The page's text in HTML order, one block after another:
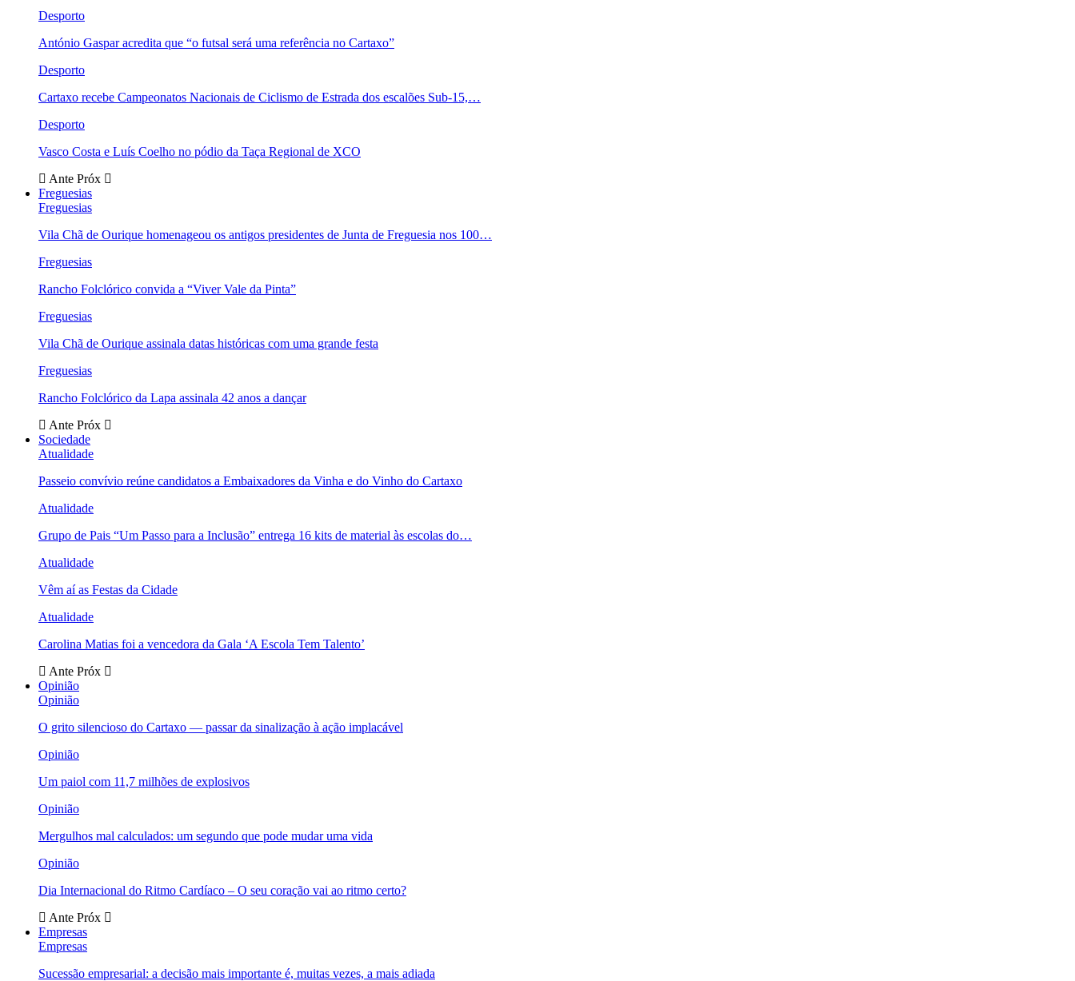
Desporto
António Gaspar acredita que “o futsal será uma referência no Cartaxo”
Desporto
Cartaxo recebe Campeonatos Nacionais de Ciclismo de Estrada dos escalões Sub-15,…
Desporto
Vasco Costa e Luís Coelho no pódio da Taça Regional de XCO
Ante Próx
Freguesias
Freguesias
Vila Chã de Ourique homenageou os antigos presidentes de Junta de Freguesia nos 100…
Freguesias
Rancho Folclórico convida a “Viver Vale da Pinta”
Freguesias
Vila Chã de Ourique assinala datas históricas com uma grande festa
Freguesias
Rancho Folclórico da Lapa assinala 42 anos a dançar
Ante Próx
Sociedade
Atualidade
Passeio convívio reúne candidatos a Embaixadores da Vinha e do Vinho do Cartaxo
Atualidade
Grupo de Pais “Um Passo para a Inclusão” entrega 16 kits de material às escolas do…
Atualidade
Vêm aí as Festas da Cidade
Atualidade
Carolina Matias foi a vencedora da Gala ‘A Escola Tem Talento’
Ante Próx
Opinião
Opinião
O grito silencioso do Cartaxo — passar da sinalização à ação implacável
Opinião
Um paiol com 11,7 milhões de explosivos
Opinião
Mergulhos mal calculados: um segundo que pode mudar uma vida
Opinião
Dia Internacional do Ritmo Cardíaco – O seu coração vai ao ritmo certo?
Ante Próx
Empresas
Empresas
Sucessão empresarial: a decisão mais importante é, muitas vezes, a mais adiada